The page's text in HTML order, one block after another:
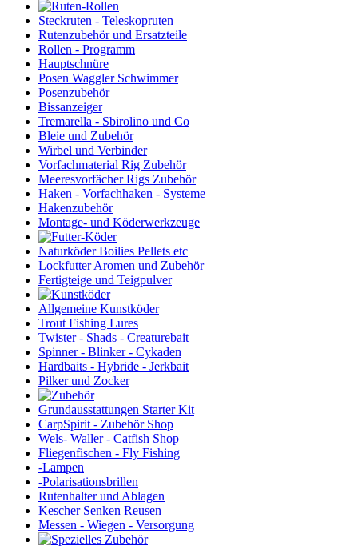
Steckruten - Teleskopruten
Rutenzubehör und Ersatzteile
Rollen - Programm
Hauptschnüre
Posen Waggler Schwimmer
Posenzubehör
Bissanzeiger
Tremarella - Sbirolino und Co
Bleie und Zubehör
Wirbel und Verbinder
Vorfachmaterial Rig Zubehör
Meeresvorfächer Rigs Zubehör
Haken - Vorfachhaken - Systeme
Hakenzubehör
Montage- und Köderwerkzeuge
Naturköder Boilies Pellets etc
Lockfutter Aromen und Zubehör
Fertigteige und Teigpulver
Allgemeine Kunstköder
Trout Fishing Lures
Twister - Shads - Creaturebait
Spinner - Blinker - Cykaden
Hardbaits - Hybride - Jerkbait
Pilker und Zocker
Grundausstattungen Starter Kit
CarpSpirit - Zubehör Shop
Wels- Waller - Catfish Shop
Fliegenfischen - Fly Fishing
-Lampen
-Polarisationsbrillen
Rutenhalter und Ablagen
Kescher Senken Reusen
Messen - Wiegen - Versorgung